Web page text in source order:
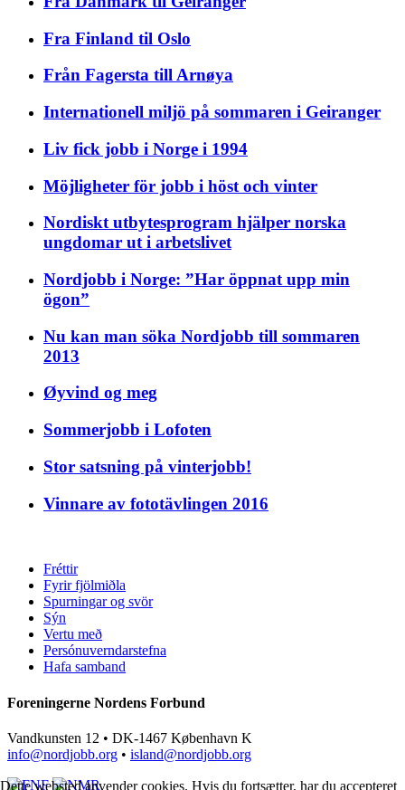
Fra Finland til Oslo
Från Fagersta till Arnøya
Internationell miljö på sommaren i Geiranger
Liv fick jobb i Norge i 1994
Möjligheter för jobb i höst och vinter
Nordiskt utbytesprogram hjälper norska
ungdomar ut i arbetslivet
Nordjobb i Norge: ”Har öppnat upp min
ögon”
Nu kan man söka Nordjobb till sommaren
2013
Øyvind og meg
Sommerjobb i Lofoten
Stor satsning på vinterjobb!
Vinnare av fototävlingen 2016
Fréttir
Fyrir fjölmiðla
Spurningar og svör
Sýn
Vertu með
Persónuverndarstefna
Hafa samband
Foreningerne Nordens Forbund
Vandkunsten 12 • DK-1467 København K
info@nordjobb.org • island@nordjobb.org
Dette websted anvender cookies. Hvis du fortsætter, har du accepteret